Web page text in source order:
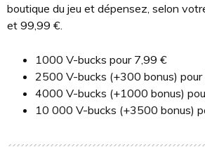
boutique du jeu et dépensez, selon
et 99,99 €.
1000 V-bucks pour 7,99 €
2500 V-bucks (+300 bonus)
4000 V-bucks (+1000 bonus)
10 000 V-bucks (+3500 bonus)